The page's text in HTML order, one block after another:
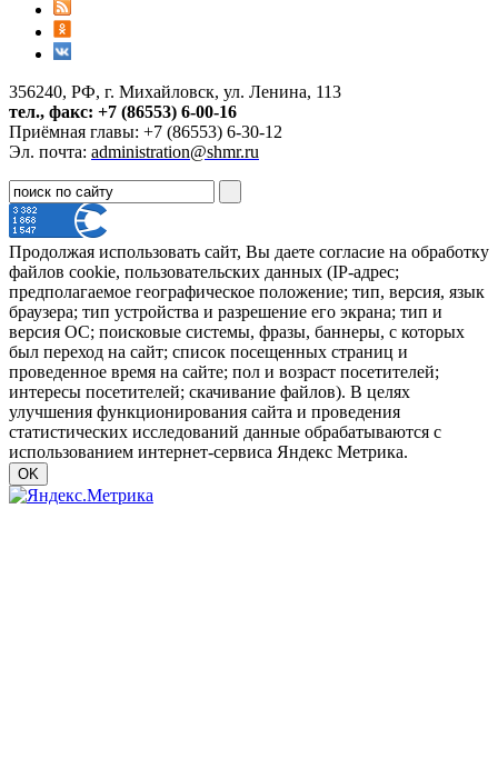
356240, РФ, г. Михайловск, ул. Ленина, 113
тел., факс: +7 (86553) 6-00-16
Приёмная главы: +7 (86553) 6-30-12
Эл. почта: administration@shmr.ru
Продолжая использовать сайт, Вы даете согласие на обработку
файлов cookie, пользовательских данных (IP-адрес;
предполагаемое географическое положение; тип, версия, язык
браузера; тип устройства и разрешение его экрана; тип и
версия ОС; поисковые системы, фразы, баннеры, с которых
был переход на сайт; список посещенных страниц и
проведенное время на сайте; пол и возраст посетителей;
интересы посетителей; скачивание файлов). В целях
улучшения функционирования сайта и проведения
статистических исследований данные обрабатываются с
использованием интернет-сервиса Яндекс Метрика.
OK